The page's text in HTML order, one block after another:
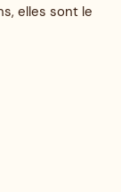
elles sont le